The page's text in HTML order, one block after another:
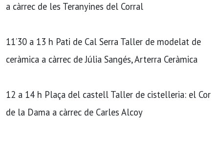
a càrrec de les Teranyines del Corral
11’30 a 13 h Pati de Cal Serra Taller de modelat de
ceràmica a càrrec de Júlia Sangés, Arterra Ceràmica
12 a 14 h Plaça del castell Taller de cistelleria: el Cor
de la Dama a càrrec de Carles Alcoy